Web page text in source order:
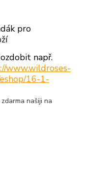
pro
např.
www.wildroses-
16-1-
našiji na